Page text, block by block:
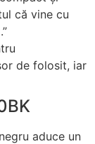
că vine cu
de folosit, iar
aduce un